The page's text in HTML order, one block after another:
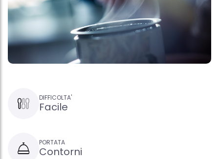
DIFFICOLTA'
Facile
PORTATA
Contorni